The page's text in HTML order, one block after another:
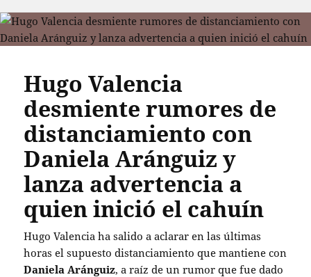
Hugo Valencia
desmiente rumores de
distanciamiento con
Daniela Aránguiz y
lanza advertencia a
quien inició el cahuín
Hugo Valencia ha salido a aclarar en las últimas
horas el supuesto distanciamiento que mantiene con
Daniela Aránguiz, a raíz de un rumor que fue dado